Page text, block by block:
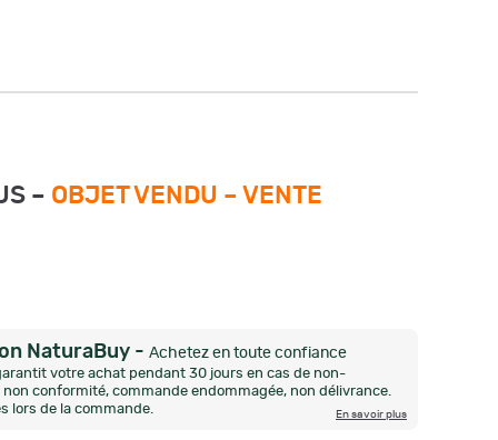
– OBJET VENDU – VENTE
NaturaBuy - Achetez en toute confiance
votre achat pendant 30 jours en cas de non-
conformité, commande endommagée, non délivrance.
lors de la commande.
En savoir plus